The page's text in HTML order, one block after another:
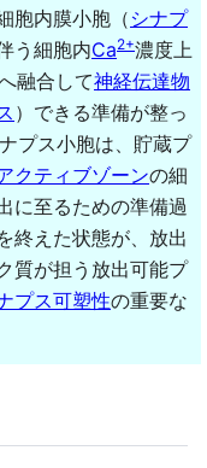
胞内膜小胞（ シナプ
う細胞内Ca2+濃度上
融合して神経伝達物
）できる準備が整っ
プス小胞は、貯蔵プ
クティブゾーンの細
に至るための準備過
終えた状態が、放出
質が担う放出可能プ
プス可塑性の重要な